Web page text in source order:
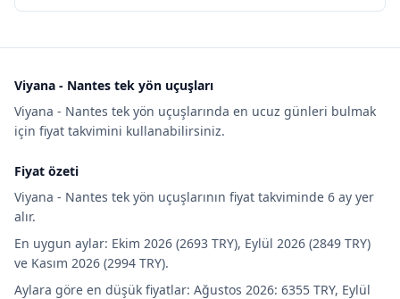
Viyana - Nantes tek yön uçuşları
Viyana - Nantes tek yön uçuşlarında en ucuz günleri bulmak
için fiyat takvimini kullanabilirsiniz.
Fiyat özeti
Viyana - Nantes tek yön uçuşlarının fiyat takviminde 6 ay yer
alır.
En uygun aylar: Ekim 2026 (2693 TRY), Eylül 2026 (2849 TRY)
ve Kasım 2026 (2994 TRY).
Aylara göre en düşük fiyatlar: Ağustos 2026: 6355 TRY, Eylül